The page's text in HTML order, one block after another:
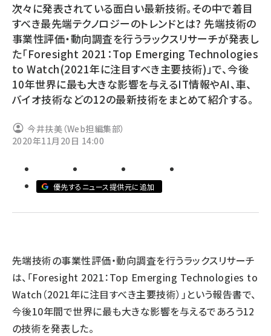
youtube (2431)
note (2312)
セミナー (2306)
z世代 (1622)
meo (1275)
llmo (1163)
次々に発表されている面白い最新技術。その中で着目
すべき最先端テクノロジーのトレンドとは? 先端技術の
事業性評価・動向調査を行うラックスリサーチが発表し
た「Foresight 2021：Top Emerging Technologies
to Watch(2021年に注目すべき主要技術)」で、今後
10年世界に最も大きな影響を与えるIT情報やAI、車、
バイオ技術などの12の最新技術をまとめて紹介する。
今井扶美（Web担編集部）
2020年11月20日 14:00
優先するニュース提供元に追加
先端技術の事業性評価・動向調査を行うラックスリサーチ
は、「Foresight 2021：Top Emerging Technologies to
Watch（2021年に注目すべき主要技術）」という報告書で、
今後10年間で世界に最も大きな影響を与えるであろう12
の技術を発表した。